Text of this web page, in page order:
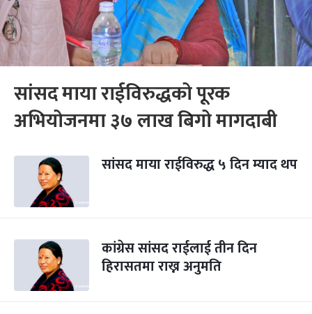
सांसद माया राईविरुद्धको पूरक
अभियोजनमा ३७ लाख बिगो मागदाबी
सांसद माया राईविरुद्ध ५ दिन म्याद थप
कांग्रेस सांसद राईलाई तीन दिन
हिरासतमा राख्न अनुमति